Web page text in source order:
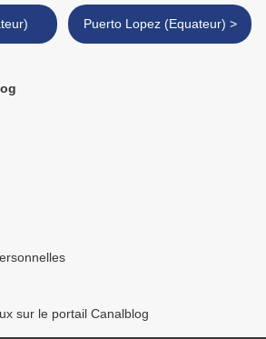
Puerto Lopez (Equateur) >
sur le portail Canalblog